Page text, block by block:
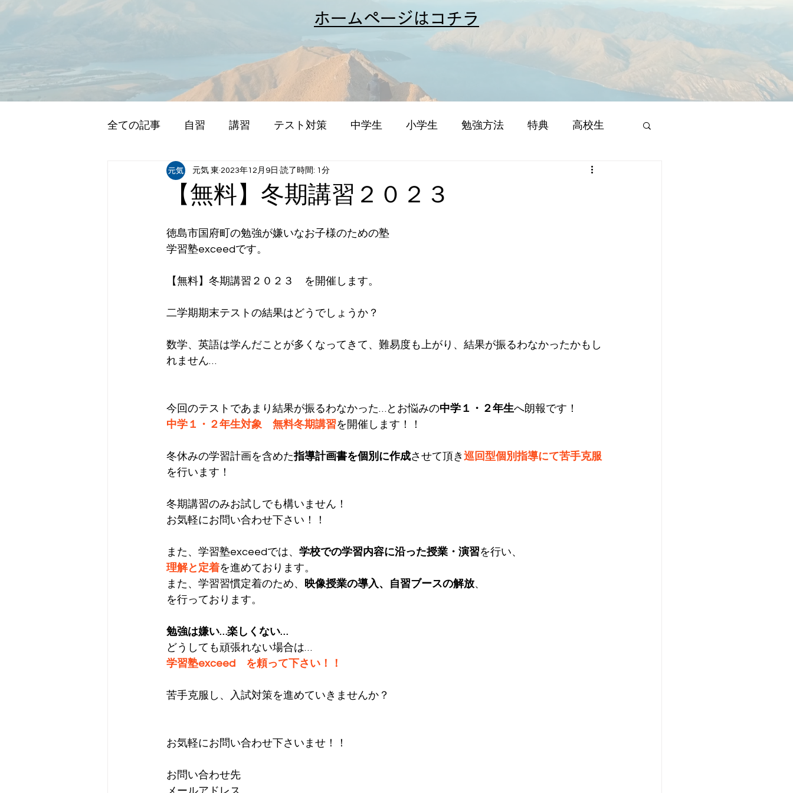
​ホームページはコチラ
全ての記事 自習 講習 テスト対策 中学生 小学生 勉強方法 特典 高校生
【無料】冬期講習２０２３
元気 東 2023年12月9日 読了時間: 1分
徳島市国府町の勉強が嫌いなお子様のための塾
学習塾exceedです。
【無料】冬期講習２０２３　を開催します。
二学期期末テストの結果はどうでしょうか？
数学、英語は学んだことが多くなってきて、難易度も上がり、結果が振るわなかったかもし
れません…
今回のテストであまり結果が振るわなかった…とお悩みの中学１・２年生へ朗報です！
中学１・２年生対象　無料冬期講習を開催します！！
冬休みの学習計画を含めた指導計画書を個別に作成させて頂き 巡回型個別指導にて苦手克服
を行います！
冬期講習のみお試しでも構いません！
お気軽にお問い合わせ下さい！！
また、学習塾exceedでは、 学校での学習内容に沿った授業・演習を行い、
理解と定着を進めております。
また、学習習慣定着のため、 映像授業の導入、自習ブースの解放、
を行っております。
勉強は嫌い…楽しくない…
どうしても頑張れない場合は…
学習塾exceed　を頼って下さい！！
苦手克服し、入試対策を進めていきませんか？
お気軽にお問い合わせ下さいませ！！
お問い合わせ先